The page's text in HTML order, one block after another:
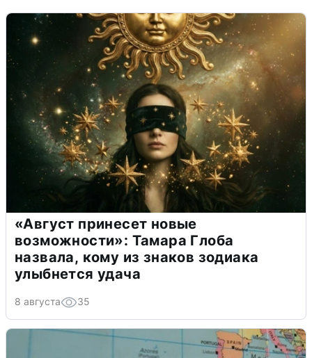
«Август принесет новые
возможности»: Тамара Глоба
назвала, кому из знаков зодиака
улыбнется удача
8 августа 35